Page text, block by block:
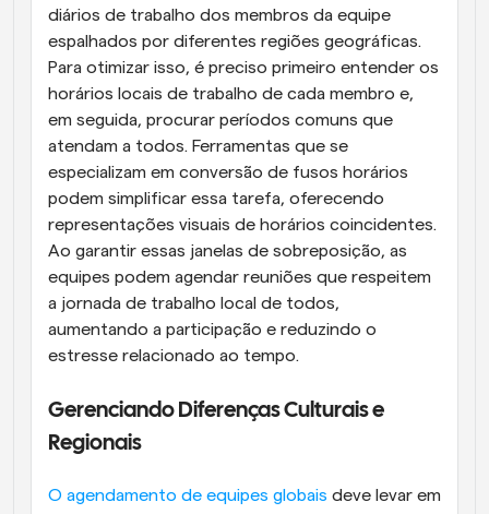
diários de trabalho dos membros da equipe
espalhados por diferentes regiões geográficas.
Para otimizar isso, é preciso primeiro entender os
horários locais de trabalho de cada membro e,
em seguida, procurar períodos comuns que
atendam a todos. Ferramentas que se
especializam em conversão de fusos horários
podem simplificar essa tarefa, oferecendo
representações visuais de horários coincidentes.
Ao garantir essas janelas de sobreposição, as
equipes podem agendar reuniões que respeitem
a jornada de trabalho local de todos,
aumentando a participação e reduzindo o
estresse relacionado ao tempo.
Gerenciando Diferenças Culturais e
Regionais
O agendamento de equipes globais deve levar em